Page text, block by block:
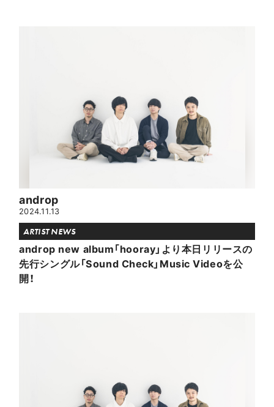
androp
2024.11.13
ARTIST NEWS
androp new album「hooray」より本日リリースの
先行シングル「Sound Check」Music Videoを公
開！